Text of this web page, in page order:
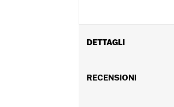
DETTAGLI
Istruzioni di installazione
RECENSIONI